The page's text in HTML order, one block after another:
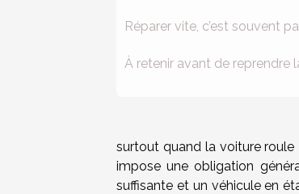
Réparer vite, c’est souvent
À retenir avant de reprendre
surtout quand la voiture
impose une obligation
suffisante et un véhicule en